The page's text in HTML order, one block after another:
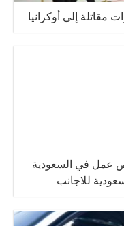
مقاتلة إلى أوكرانيا
السعودية اليوم 2024 فرص عمل في السعودية